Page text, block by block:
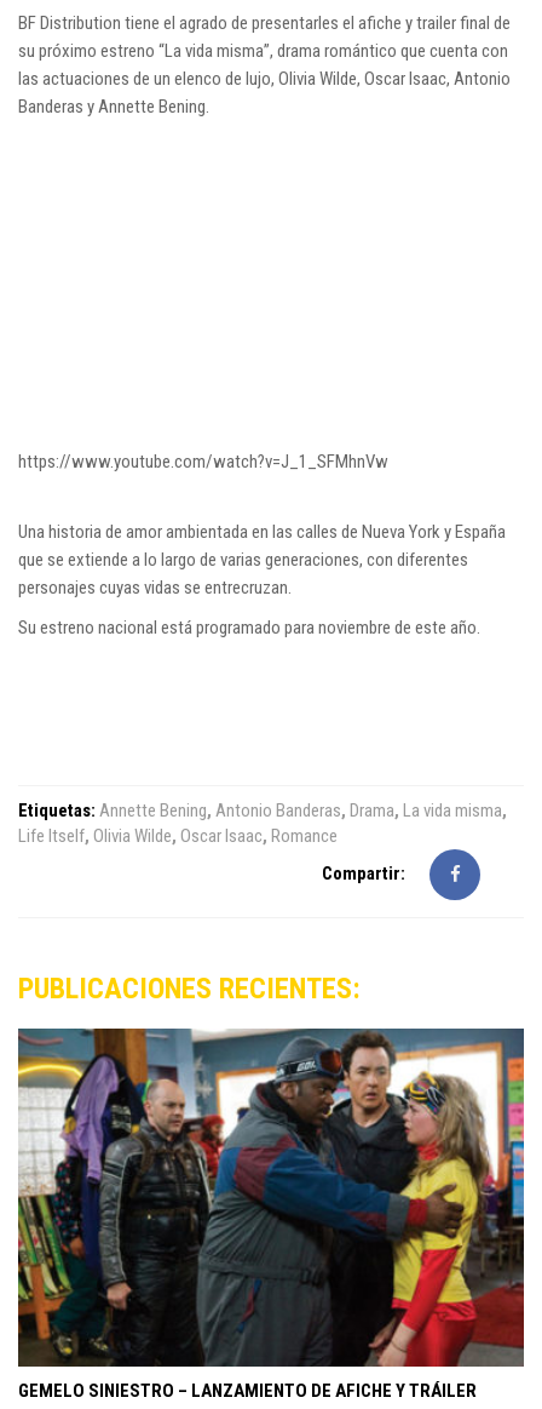
BF Distribution tiene el agrado de presentarles el afiche y trailer final de
su próximo estreno “La vida misma”, drama romántico que cuenta con
las actuaciones de un elenco de lujo, Olivia Wilde, Oscar Isaac, Antonio
Banderas y Annette Bening.
https://www.youtube.com/watch?v=J_1_SFMhnVw
Una historia de amor ambientada en las calles de Nueva York y España
que se extiende a lo largo de varias generaciones, con diferentes
personajes cuyas vidas se entrecruzan.
Su estreno nacional está programado para noviembre de este año.
Etiquetas: Annette Bening, Antonio Banderas, Drama, La vida misma,
Life Itself, Olivia Wilde, Oscar Isaac, Romance
Compartir:
PUBLICACIONES RECIENTES:
GEMELO SINIESTRO – LANZAMIENTO DE AFICHE Y TRÁILER